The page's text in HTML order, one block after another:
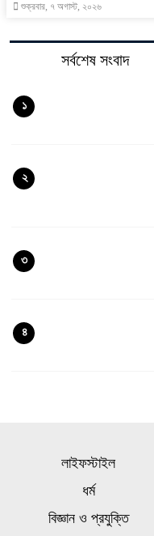
শুক্রবার, ৭ অগাস্ট, ২০২৬
সর্বশেষ সংবাদ
১
২
৩
৪
লাইফস্টাইল
ধর্ম
বিজ্ঞান ও প্রযুক্তি